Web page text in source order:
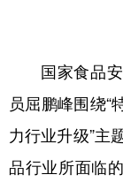
国家食品
员屈鹏峰围绕“
力行业升级”主
品行业所面临